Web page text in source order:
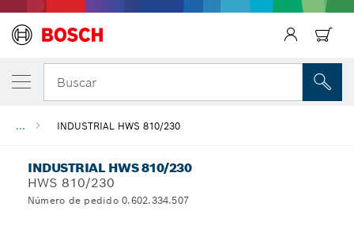
Buscar
... INDUSTRIAL HWS 810/230
INDUSTRIAL HWS 810/230
HWS 810/230
Número de pedido 0.602.334.507